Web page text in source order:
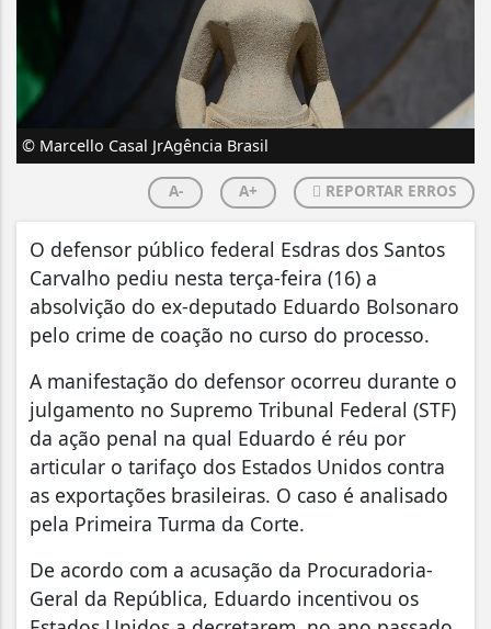
© Marcello Casal JrAgência Brasil
A- A+ REPORTAR ERROS
O defensor público federal Esdras dos Santos
Carvalho pediu nesta terça-feira (16) a
absolvição do ex-deputado Eduardo Bolsonaro
pelo crime de coação no curso do processo.
A manifestação do defensor ocorreu durante o
julgamento no Supremo Tribunal Federal (STF)
da ação penal na qual Eduardo é réu por
articular o tarifaço dos Estados Unidos contra
as exportações brasileiras. O caso é analisado
pela Primeira Turma da Corte.
De acordo com a acusação da Procuradoria-
Geral da República, Eduardo incentivou os